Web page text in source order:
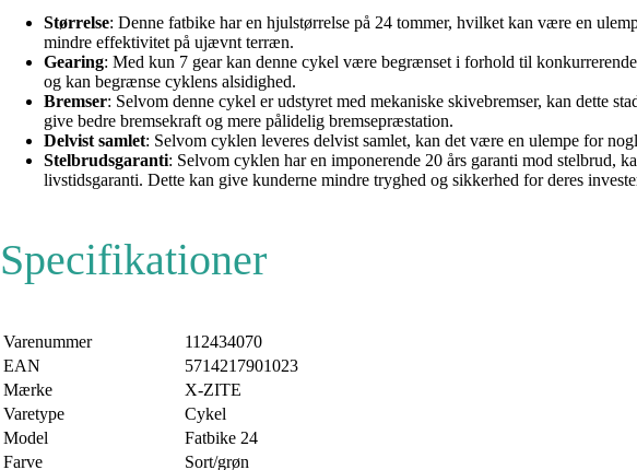
Størrelse: Denne fatbike har en hjulstørrelse på 24 tommer, hvilket kan være en
mindre effektivitet på ujævnt terræn.
Gearing: Med kun 7 gear kan denne cykel være begrænset i forhold til
og kan begrænse cyklens alsidighed.
Bremser: Selvom denne cykel er udstyret med mekaniske skivebremser, kan dette
give bedre bremsekraft og mere pålidelig bremsepræstation.
Delvist samlet: Selvom cyklen leveres delvist samlet, kan det være en ulempe for
Stelbrudsgaranti: Selvom cyklen har en imponerende 20 års garanti mod stelbrud,
livstidsgaranti. Dette kan give kunderne mindre tryghed og sikkerhed for deres
Specifikationer
Varenummer
112434070
EAN
5714217901023
Mærke
X-ZITE
Varetype
Cykel
Model
Fatbike 24
Farve
Sort/grøn